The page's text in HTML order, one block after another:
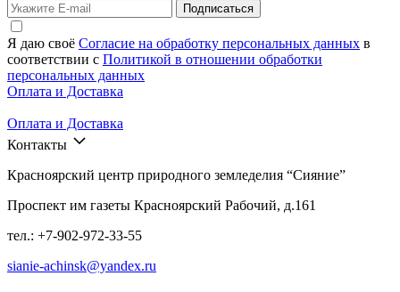
Подписаться
Я даю своё Согласие на обработку персональных данных в
соответствии с Политикой в отношении обработки
персональных данных
Оплата и Доставка
Оплата и Доставка
Контакты
Красноярский центр природного земледелия “Сияние”
Проспект им газеты Красноярский Рабочий, д.161
тел.: +7-902-972-33-55
sianie-achinsk@yandex.ru